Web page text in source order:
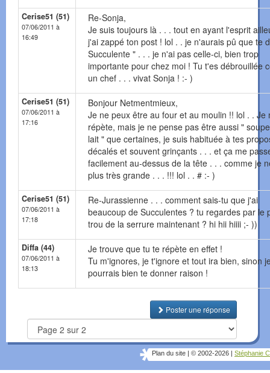
Cerise51 (51)
07/06/2011 à
16:49
Re-Sonja,
Je suis toujours là . . . tout en ayant l'esprit
j'ai zappé ton post ! lol . . je n'aurais pû que te
Succulente " . . . je n'ai pas celle-ci, bien trop
importante pour chez moi ! Tu t'es débrouillée
un chef . . . vivat Sonja ! :- )
Cerise51 (51)
07/06/2011 à
17:16
Bonjour Netmentmieux,
Je ne peux être au four et au moulin !! lol . . Je
répète, mais je ne pense pas être aussi "
lait " que certaines, je suis habituée à tes
décalés et souvent grinçants . . . et ça me
facilement au-dessus de la tête . . . comme je
plus très grande . . . !!! lol . . # :- )
Cerise51 (51)
07/06/2011 à
17:18
Re-Jurassienne . . . comment sais-tu que j'ai
beaucoup de Succulentes ? tu regardes par le
trou de la serrure maintenant ? hi hii hiiii ;- ))
Diffa (44)
07/06/2011 à
18:13
Je trouve que tu te répète en effet !
Tu m'ignores, je t'ignore et tout ira bien, sinon
pourrais bien te donner raison !
Poster une réponse
Plan du site © 2002-2026 Stéphanie C